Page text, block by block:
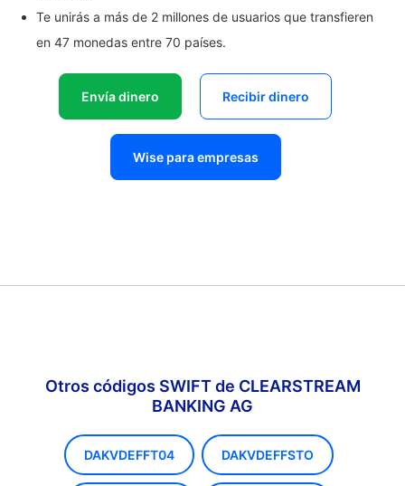
Te unirás a más de 2 millones de usuarios que transfieren
en 47 monedas entre 70 países.
Envía dinero Recibir dinero
Wise para empresas
Otros códigos SWIFT de CLEARSTREAM
BANKING AG
DAKVDEFFT04 DAKVDEFFSTO